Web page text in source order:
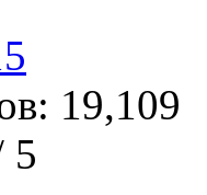
19,109
5